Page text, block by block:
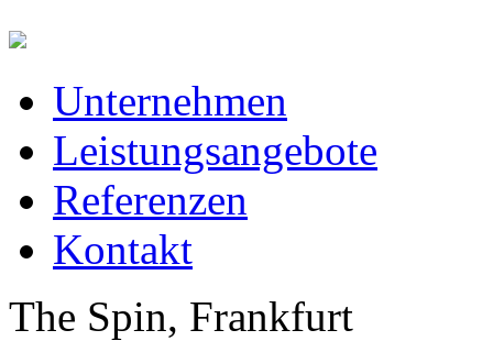
Unternehmen
Leistungsangebote
Referenzen
Kontakt
The Spin, Frankfurt